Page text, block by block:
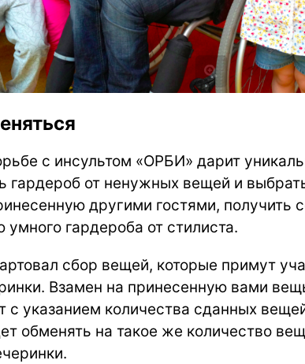
с инсультом «ОРБИ» дарит
гардероб от ненужных вещей и
другими гостями, получить
умного гардероба от стилиста.
сбор вещей, которые примут
Взамен на принесенную вами
с указанием количества сданных
обменять на такое же количество